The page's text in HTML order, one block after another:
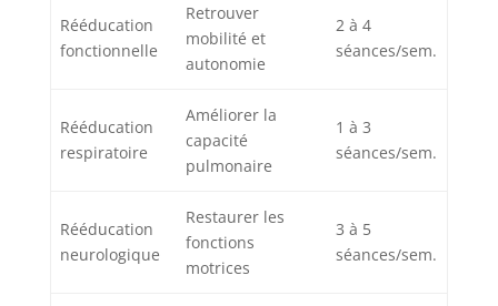
Rééducation
fonctionnelle
Retrouver
mobilité et
autonomie
2 à 4
séances/sem.
Rééducation
respiratoire
Améliorer la
capacité
pulmonaire
1 à 3
séances/sem.
Rééducation
neurologique
Restaurer les
fonctions
motrices
3 à 5
séances/sem.